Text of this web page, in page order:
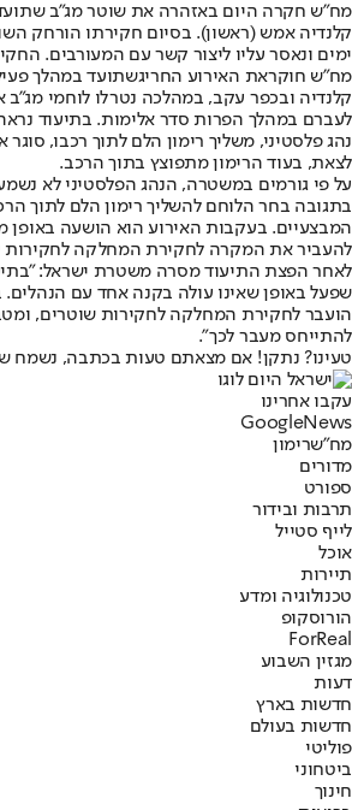
מח"ש חקרה היום באזהרה את שוטר מג"ב
ימים ונאסר עליו ליצור קשר עם המעורבים.
מח"ש חוקראת האירוע החריגשתועד במהלך
קלנדיה ובכפר עקב, במהלכה נטרלו לוחמי מג"ב
לעברם במהלך הפרות סדר אלימות. בתיעוד
נהג פלסטיני, משליך רימון הלם לתוך רכבו,
לצאת, בעוד הרימון מתפוצץ בתוך הרכב.
על פי גורמים במשטרה, הנהג הפלסטיני לא
בתגובה בחר הלוחם להשליך רימון הלם לתוך
המבצעיים. בעקבות האירוע הוא הושעה באופן
להעביר את המקרה לחקירת המחלקה לחקירות
לאחר הפצת התיעוד מסרה משטרת ישראל:
שפעל באופן שאינו עולה בקנה אחד עם הנהלים.
הועבר לחקירת המחלקה לחקירות שוטרים,
להתייחס מעבר לכך".
טעינו? נתקן! אם מצאתם טעות בכתבה, נשמח
עקבו אחרינו
Googl eNews
מח"שרימון
מדורים
ספורט
תרבות ובידור
לייף סטייל
אוכל
תיירות
טכנולוגיה ומדע
הורוסקופ
ForReal
מגזין השבוע
דעות
חדשות בארץ
חדשות בעולם
פוליטי
ביטחוני
חינוך